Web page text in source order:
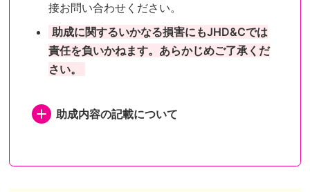
接お問い合わせください。
助成に関するいかなる損害にもJHD&Cでは
責任を負いかねます。あらかじめご了承くだ
さい。
助成内容の記載について